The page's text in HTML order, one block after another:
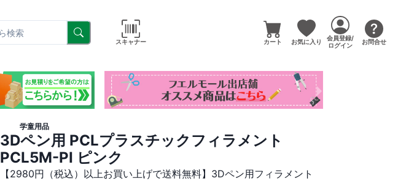
スキャナー カート お気に入り
会員登録/
ログイン
お問合せ
学童用品
3Dペン用 PCLプラスチックフィラメント
PCL5M-PI ピンク
【2980円（税込）以上お買い上げで送料無料】3Dペン用フィラメント